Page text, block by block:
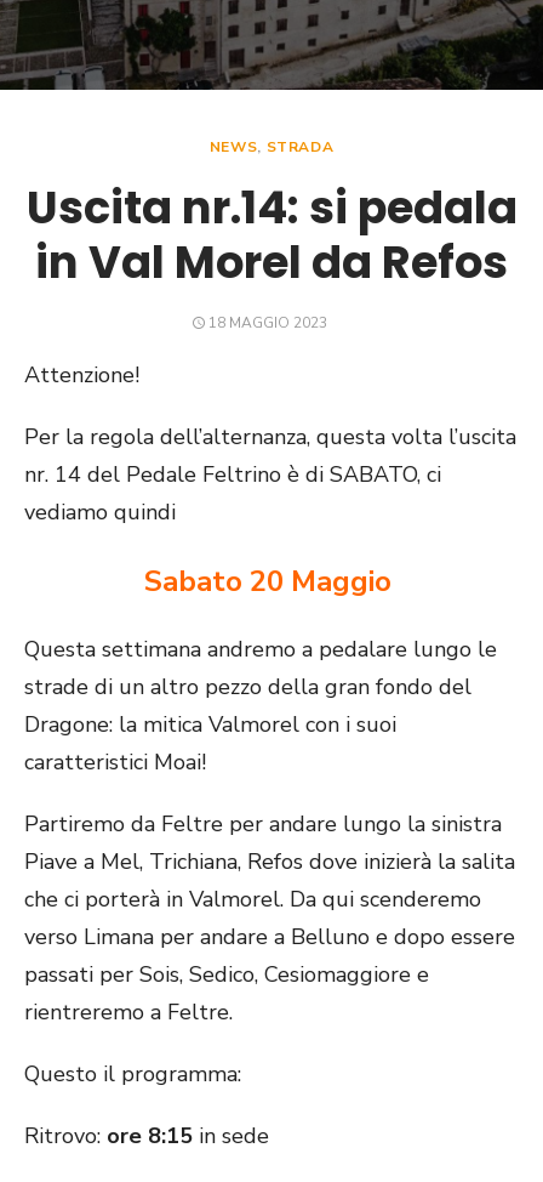
NEWS, STRADA
Uscita nr.14: si pedala
in Val Morel da Refos
POSTED
18 MAGGIO 2023
Attenzione!
Per la regola dell’alternanza, questa volta l’uscita
nr. 14 del Pedale Feltrino è di SABATO, ci
vediamo quindi
Sabato 20 Maggio
Questa settimana andremo a pedalare lungo le
strade di un altro pezzo della gran fondo del
Dragone: la mitica Valmorel con i suoi
caratteristici Moai!
Partiremo da Feltre per andare lungo la sinistra
Piave a Mel, Trichiana, Refos dove inizierà la salita
che ci porterà in Valmorel. Da qui scenderemo
verso Limana per andare a Belluno e dopo essere
passati per Sois, Sedico, Cesiomaggiore e
rientreremo a Feltre.
Questo il programma:
Ritrovo: ore 8:15 in sede